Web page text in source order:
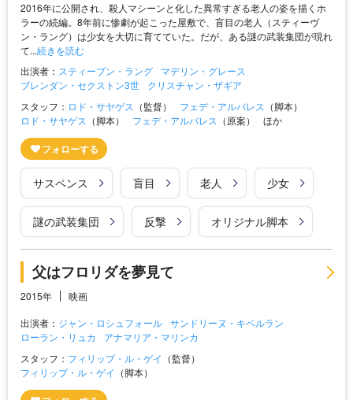
2016年に公開され、殺人マシーンと化した異常すぎる老人の姿を描くホ
ラーの続編。8年前に惨劇が起こった屋敷で、盲目の老人（スティーヴ
ン・ラング）は少女を大切に育てていた。だが、ある謎の武装集団が現れ
て...続きを読む
出演者： スティーブン・ラング
マデリン・グレース
ブレンダン・セクストン3世
クリスチャン・ザギア
スタッフ： ロド・サヤゲス （監督） フェデ・アルバレス （脚本）
ロド・サヤゲス （脚本） フェデ・アルバレス （原案） ほか
サスペンス 盲目 老人 少女
謎の武装集団 反撃 オリジナル脚本
父はフロリダを夢見て
2015年
映画
出演者： ジャン・ロシュフォール サンドリーヌ・キベルラン
ローラン・リュカ
アナマリア・マリンカ
スタッフ： フィリップ・ル・ゲイ （監督）
フィリップ・ル・ゲイ （脚本）